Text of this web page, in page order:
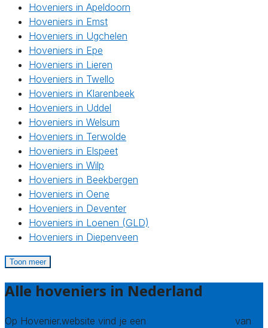
Hoveniers in Apeldoorn
Hoveniers in Emst
Hoveniers in Ugchelen
Hoveniers in Epe
Hoveniers in Lieren
Hoveniers in Twello
Hoveniers in Klarenbeek
Hoveniers in Uddel
Hoveniers in Welsum
Hoveniers in Terwolde
Hoveniers in Elspeet
Hoveniers in Wilp
Hoveniers in Beekbergen
Hoveniers in Oene
Hoveniers in Deventer
Hoveniers in Loenen (GLD)
Hoveniers in Diepenveen
Toon meer
Alle hoveniers in Nederland
Op Hovenier.website vind je een
van